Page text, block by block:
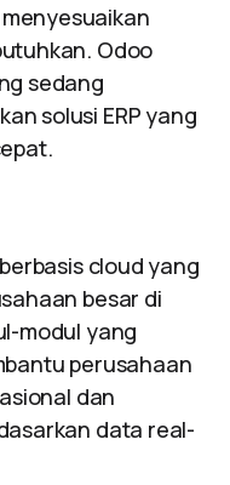
Odoo
sedang
solusi ERP yang
cloud yang
besar di
modul yang
perusahaan
dan
data real-